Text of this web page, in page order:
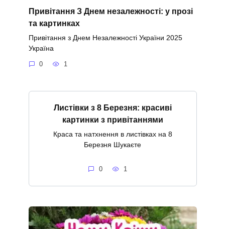
Привітання З Днем незалежності: у прозі
та картинках
Привітання з Днем Незалежності України 2025
Україна
0 1
Листівки з 8 Березня: красиві
картинки з привітаннями
Краса та натхнення в листівках на 8
Березня Шукаєте
0 1